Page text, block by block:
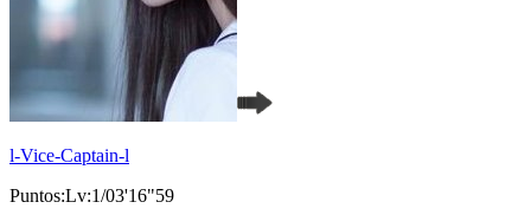
l-Vice-Captain-l
Puntos:Lv:1/03'16"59